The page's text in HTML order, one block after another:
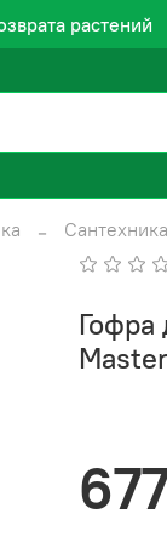
растений
Сантехника
Гофра